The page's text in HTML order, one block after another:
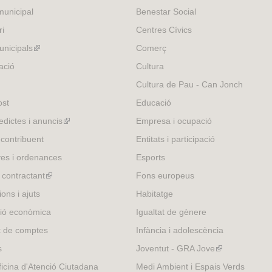
(link
i anuncis(link
i ordenances
contractant(link
i ajuts
econòmica
de comptes
d'Atenció Ciutadana
Benestar Social
Centres Cívics
Comerç
Cultura
Cultura de Pau - Can Jonch
Educació
Empresa i ocupació
Entitats i participació
Esports
Fons europeus
Habitatge
Igualtat de gènere
Infància i adolescència
Joventut - GRA Jove(link
is
Medi Ambient i Espais Verds